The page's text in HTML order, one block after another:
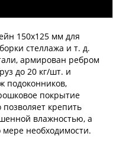
150x125 мм для
стеллажа и т. д.
армирован ребром
до 20 кг/шт. и
подоконников,
покрытие
крепить
влажностью, а
необходимости.